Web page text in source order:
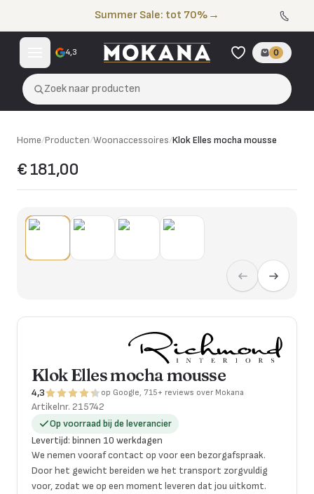
Summer Sale: tot 70% →
4,3 0
Zoek naar producten
Home/Producten/Woonaccessoires/Klok Elles mocha mousse
€ 181,00
Klok Elles mocha mousse
4,3 op Google, 715+ reviews over Mokana
Artikelnr. 215742
Op voorraad bij de leverancier
Levertijd: binnen 10 werkdagen
We nemen vooraf contact op voor een bezorgafspraak.
Door het gewicht bereiden we het transport zorgvuldig
voor, zodat we op een moment leveren dat jou uitkomt.